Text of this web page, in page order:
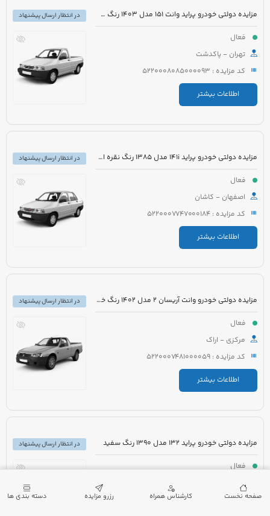
مزایده دولتی خودرو پراید وانت 151 مدل 1403 رنگ سفید صدفی
فعال
تهران - پاکدشت
کد مزایده : 5220008085000093
اطلاعات بیشتر
در انتظار ارسال پیشنهاد
مزایده دولتی خودرو پراید 141i مدل 1385 رنگ نقره ای متالیک
فعال
اصفهان - کاشان
کد مزایده : 5220007747000184
اطلاعات بیشتر
در انتظار ارسال پیشنهاد
مزایده دولتی خودرو وانت آریسان 2 مدل 1402 رنگ خاکستری متالیک
فعال
مرکزی - اراک
کد مزایده : 5220007481000059
اطلاعات بیشتر
در انتظار ارسال پیشنهاد
مزایده دولتی خودرو پراید 132 مدل 1390 رنگ سفید
فعال
گیلان - لنگرود
کد مزایده : 5220007432000173
در انتظار ارسال پیشنهاد
صفحه نخست کارشناس همراه رزرو مزایده دسته بندی ها